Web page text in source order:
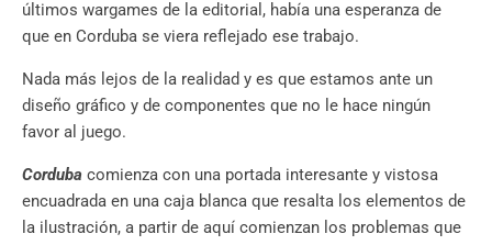
últimos wargames de la editorial, había una esperanza de
que en Corduba se viera reflejado ese trabajo.
Nada más lejos de la realidad y es que estamos ante un
diseño gráfico y de componentes que no le hace ningún
favor al juego.
Corduba comienza con una portada interesante y vistosa
encuadrada en una caja blanca que resalta los elementos de
la ilustración, a partir de aquí comienzan los problemas que